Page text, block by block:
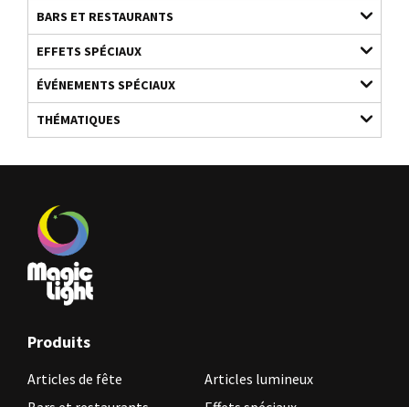
BARS ET RESTAURANTS
EFFETS SPÉCIAUX
ÉVÉNEMENTS SPÉCIAUX
THÉMATIQUES
Produits
Articles de fête
Articles lumineux